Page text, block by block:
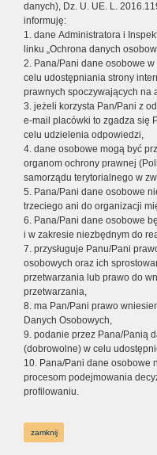
danych), Dz. U. UE. L.
informuję:
1. dane Administratora i
linku „Ochrona danych
2. Pana/Pani dane osobowe
celu udostępniania strony
prawnych spoczywających na
3. jeżeli korzysta Pan/Pani z
e-mail placówki to zgadza się
celu udzielenia odpowiedzi,
4. dane osobowe mogą być
organom ochrony prawnej
samorządu terytorialnego w
5. Pana/Pani dane osobowe
trzeciego ani do organizacji
6. Pana/Pani dane osobowe
i w zakresie niezbędnym do
7. przysługuje Panu/Pani
osobowych oraz ich
przetwarzania lub prawo do
przetwarzania,
8. ma Pan/Pani prawo
Danych Osobowych,
9. podanie przez Pana/Panią
(dobrowolne) w celu
10. Pana/Pani dane osobowe
procesom podejmowania
profilowaniu.
zamknij